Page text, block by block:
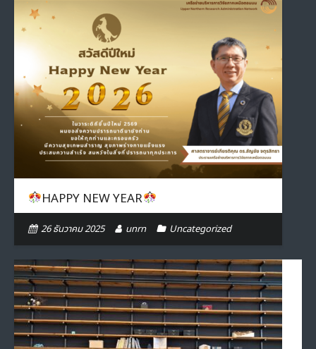
- สถาบันสมาชิก
- ภารกิจเครือข่าย
- CE
- Privacy Policy
ข้อมูลโครงการวิจัย
ติดต่อเรา
HAPPY NEW YEAR
26 ธันวาคม 2025 unrn Uncategorized